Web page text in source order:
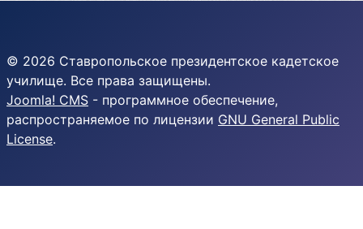
© 2026 Ставропольское президентское кадетское
училище. Все права защищены.
Joomla! CMS - программное обеспечение,
распространяемое по лицензии GNU General Public
License.